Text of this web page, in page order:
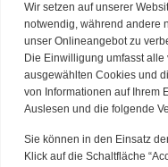
Wir setzen auf unserer
notwendig, während andere
unser Onlineangebot zu
Die Einwilligung umfasst
ausgewählten Cookies und
von Informationen auf Ihrem
Auslesen und die folgende
Sie können in den Einsatz
Klick auf die Schaltfläche
Kontakt
Tel. Zentrale: +49 (69)
E-Mail:
FFM – Friedensstraße
60311 Frankfurt am
→ Anfahrtsplan